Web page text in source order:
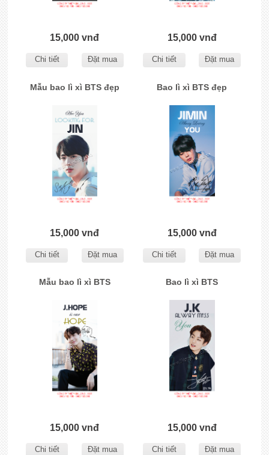
15,000 vnđ
Chi tiết Đặt mua
15,000 vnđ
Chi tiết Đặt mua
Mẫu bao lì xì BTS đẹp
15,000 vnđ
Chi tiết Đặt mua
Bao lì xì BTS đẹp
15,000 vnđ
Chi tiết Đặt mua
Mẫu bao lì xì BTS
15,000 vnđ
Chi tiết Đặt mua
Bao lì xì BTS
15,000 vnđ
Chi tiết Đặt mua